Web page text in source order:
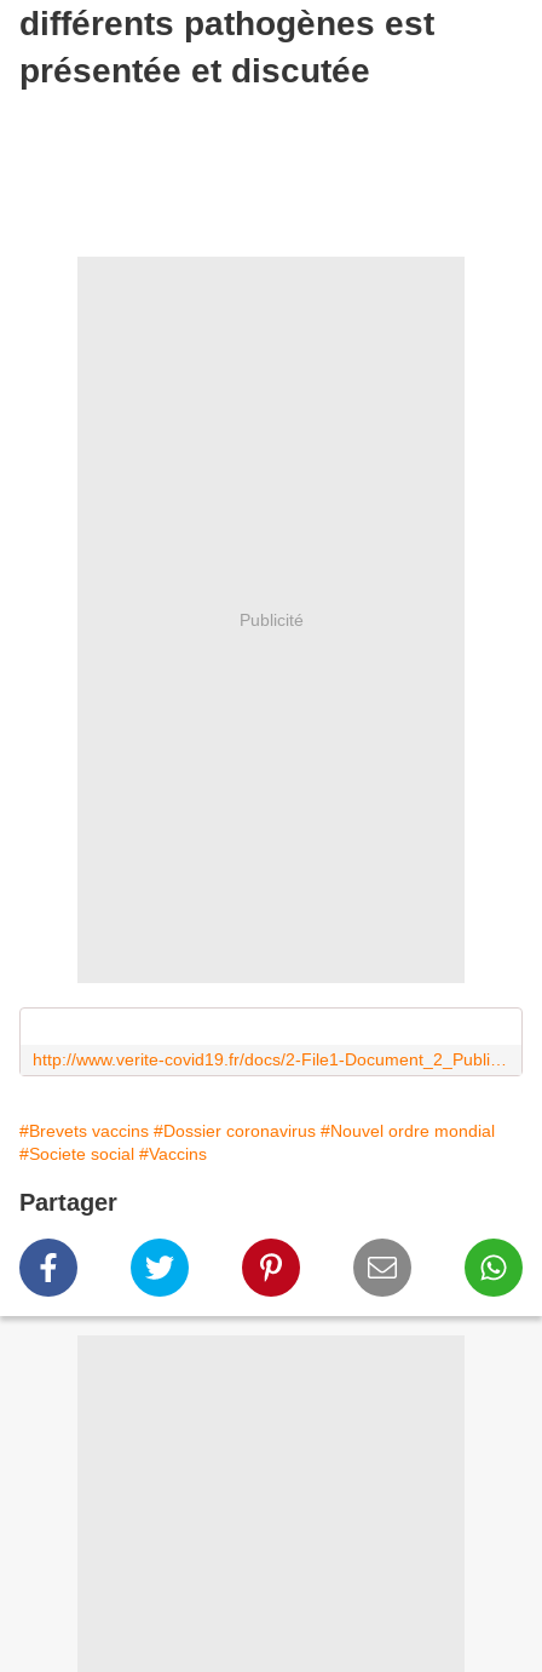
différents pathogènes est
présentée et discutée
Publicité
#Brevets vaccins #Dossier coronavirus #Nouvel ordre mondial
#Societe social #Vaccins
Partager